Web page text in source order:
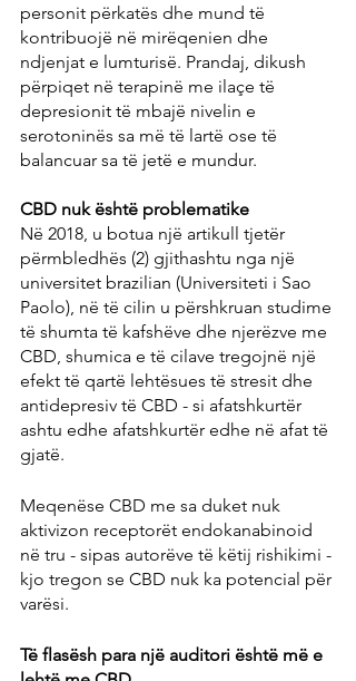
personit përkatës dhe mund të
kontribuojë në mirëqenien dhe
ndjenjat e lumturisë. Prandaj, dikush
përpiqet në terapinë me ilaçe të
depresionit të mbajë nivelin e
serotoninës sa më të lartë ose të
balancuar sa të jetë e mundur.
CBD nuk është problematike
Në 2018, u botua një artikull tjetër
përmbledhës (2) gjithashtu nga një
universitet brazilian (Universiteti i Sao
Paolo), në të cilin u përshkruan studime
të shumta të kafshëve dhe njerëzve me
CBD, shumica e të cilave tregojnë një
efekt të qartë lehtësues të stresit dhe
antidepresiv të CBD - si afatshkurtër
ashtu edhe afatshkurtër edhe në afat të
gjatë.
Meqenëse CBD me sa duket nuk
aktivizon receptorët endokanabinoid
në tru - sipas autorëve të këtij rishikimi -
kjo tregon se CBD nuk ka potencial për
varësi.
Të flasësh para një auditori është më e